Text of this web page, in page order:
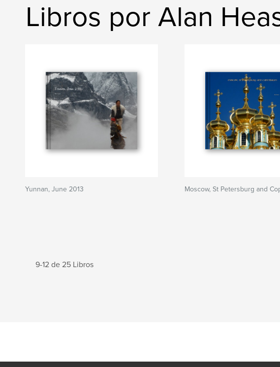
Libros por Alan
Yunnan, June 2013 Moscow, St Petersburg and
9-12 de 25 Libros